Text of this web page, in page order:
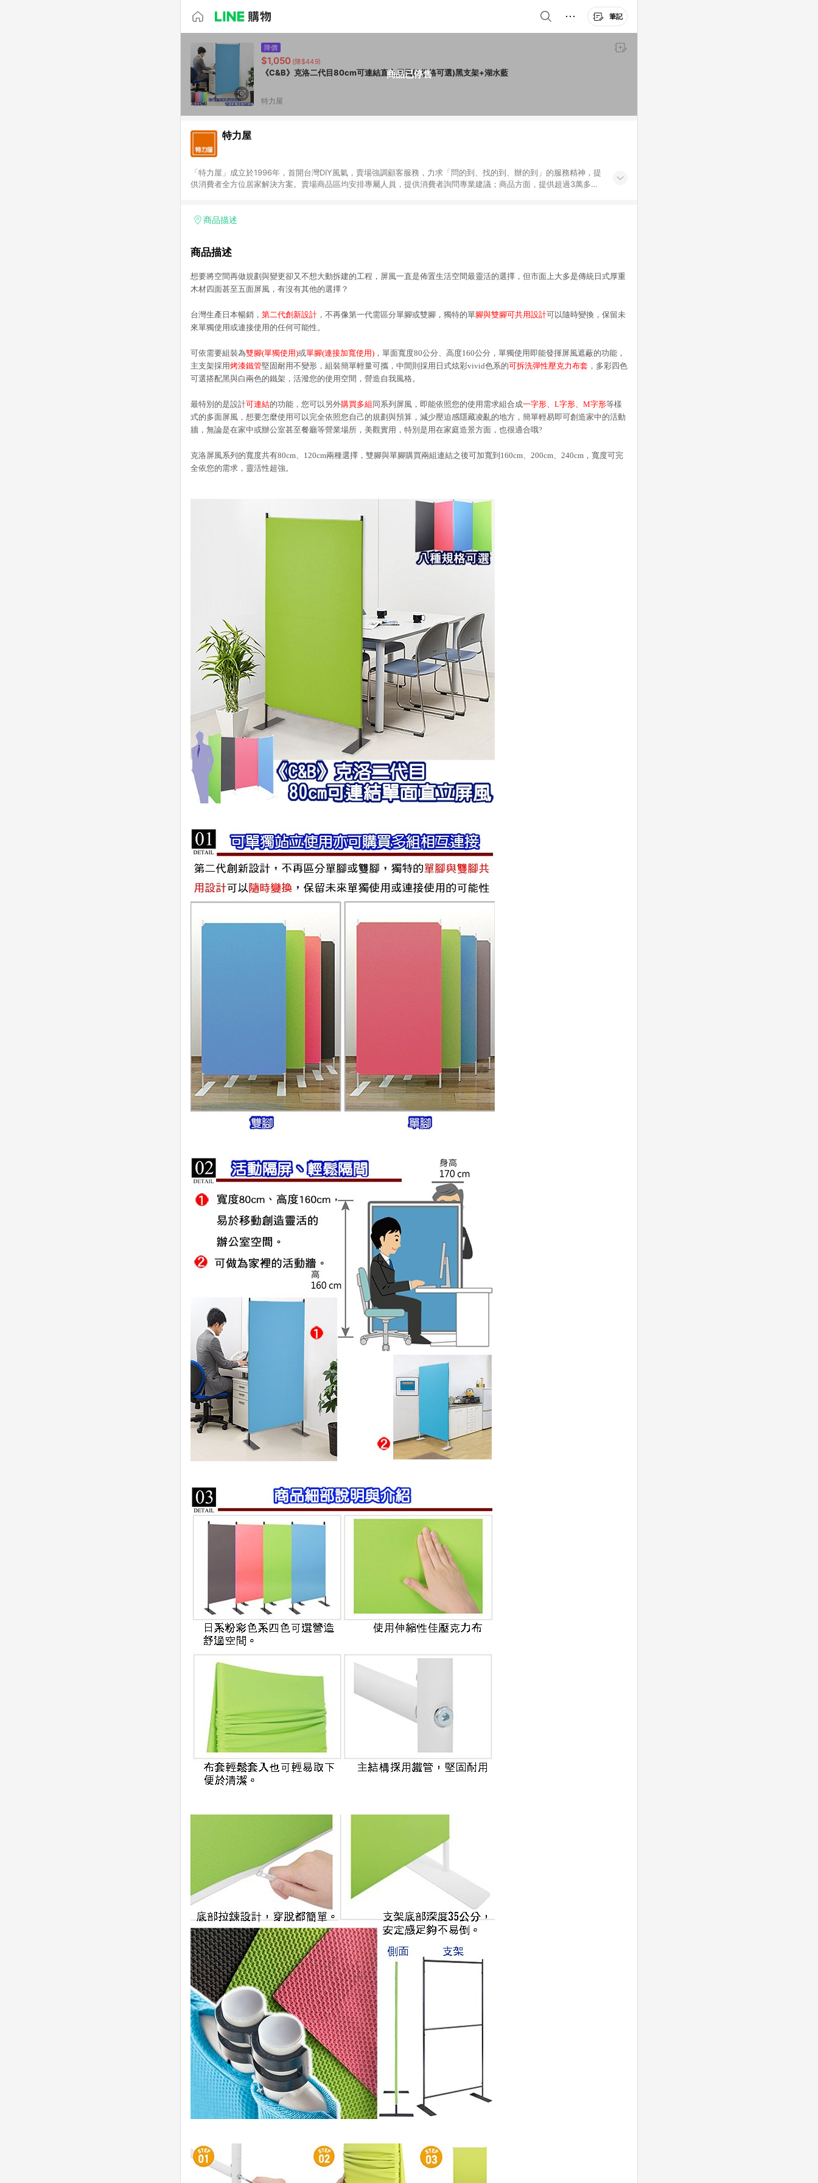
筆記
商品已停售
降價
$1,050 (降$449)
《C&B》克洛二代目80cm可連結直立屏風(8規格可選)黑支架+湖水藍
特力屋
特力屋
「特力屋」成立於1996年，首開台灣DIY風氣，賣場強調顧客服務，力求「問的到、找的到、辦的到」的服務精神，提
供消費者全方位居家解決方案。賣場商品區均安排專屬人員，提供消費者詢問專業建議；商品方面，提供超過3萬多種
升服務質感，期望每一位來店顧客，能輕鬆挑選到商品(Simple to choose)、在最短的時間內完成訂購或結帳流程
商品描述
商品描述
想要將空間再做規劃與變更卻又不想大動拆建的工程，屏風一直是佈置生活空間最靈活的選擇，但市面上大多是傳統日式厚重
木材四面甚至五面屏風，有沒有其他的選擇？
台灣生產日本暢銷， 第二代創新設計 ，不再像第一代需區分單腳或雙腳，獨特的單腳與雙腳可共用設計可以隨時變換，保留未
來單獨使用或連接使用的任何可能性。
可依需要組裝為雙腳(單獨使用)或單腳(連接加寬使用) ，單面寬度80公分、高度160公分，單獨使用即能發揮屏風遮蔽的功能，
主支架採用烤漆鐵管堅固耐用不變形，組裝簡單輕量可攜，中間則採用日式炫彩vivid色系的可拆洗彈性壓克力布套 ，多彩四色
可選搭配黑與白兩色的鐵架，活潑您的使用空間，營造自我風格。
最特別的是設計可連結的功能，您可以另外購買多組 同系列屏風，即能依照您的使用需求組合成一字形、L字形、M字形等樣
式的多面屏風，想要怎麼使用可以完全依照您自己的規劃與預算，減少壓迫感隱藏凌亂的地方，簡單輕易即可創造家中的活動
牆，無論是在家中或辦公室甚至餐廳等營業場所，美觀實用，特別是用在家庭造景方面，也很適合哦?
克洛屏風系列的寬度共有80cm、120cm兩種選擇，雙腳與單腳購買兩組連結之後可加寬到160cm、200cm、240cm，寬度可完
全依您的需求，靈活性超強。